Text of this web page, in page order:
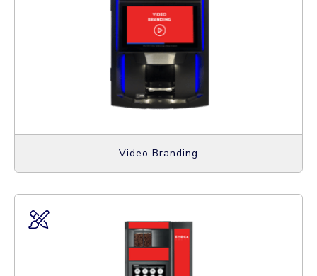
Video Branding